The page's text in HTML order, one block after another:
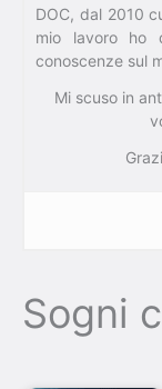
DOC, dal 2010
mio lavoro ho
conoscenze sul
Mi scuso in
Sogni